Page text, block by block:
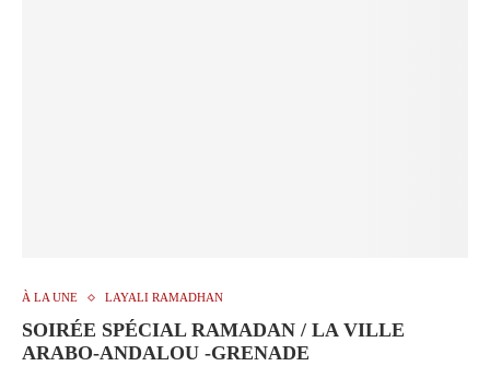
À LA UNE LAYALI RAMADHAN
SOIRÉE SPÉCIAL RAMADAN / LA VILLE
ARABO-ANDALOU -GRENADE